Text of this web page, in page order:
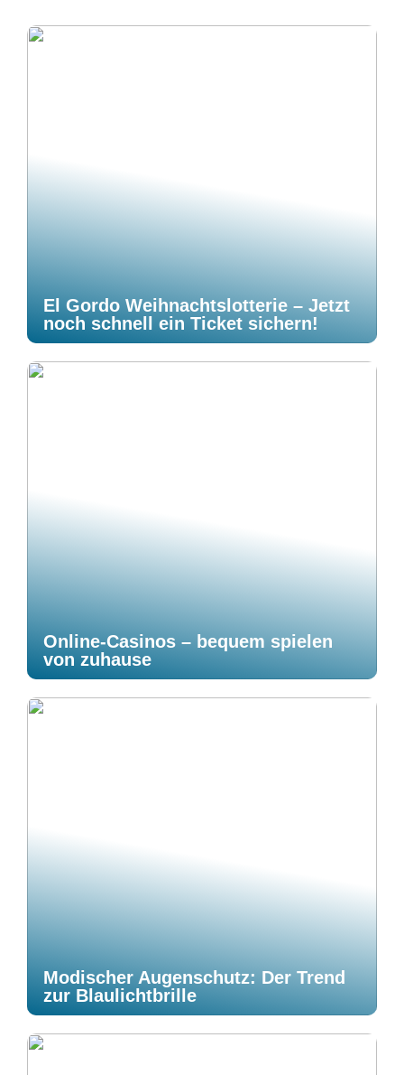
El Gordo Weihnachtslotterie – Jetzt
noch schnell ein Ticket sichern!
Online-Casinos – bequem spielen
von zuhause
Modischer Augenschutz: Der Trend
zur Blaulichtbrille